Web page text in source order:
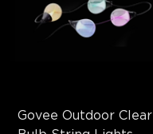
Govee Outdoor Clear